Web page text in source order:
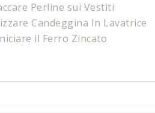
Perline sui Vestiti
Candeggina In Lavatrice
il Ferro Zincato